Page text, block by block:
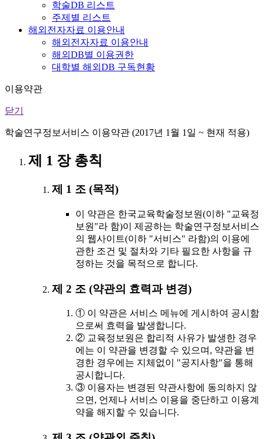
학술DB 리스트
주제별 리스트
해외전자자료 이용안내
해외전자자료 이용안내
해외DB별 이용권한
대학별 해외DB 구독현황
이용약관
닫기
학술연구정보서비스 이용약관 (2017년 1월 1일 ~ 현재 적용)
제 1 장 총칙
제 1 조 (목적)
이 약관은 한국교육학술정보원(이하 "교육정
보원"라 함)이 제공하는 학술연구정보서비스
의 웹사이트(이하 "서비스" 라함)의 이용에
관한 조건 및 절차와 기타 필요한 사항을 규
정하는 것을 목적으로 합니다.
제 2 조 (약관의 효력과 변경)
① 이 약관은 서비스 메뉴에 게시하여 공시함
으로써 효력을 발생합니다.
② 교육정보원은 합리적 사유가 발생한 경우
에는 이 약관을 변경할 수 있으며, 약관을 변
경한 경우에는 지체없이 "공지사항"을 통해
공시합니다.
③ 이용자는 변경된 약관사항에 동의하지 않
으면, 언제나 서비스 이용을 중단하고 이용계
약을 해지할 수 있습니다.